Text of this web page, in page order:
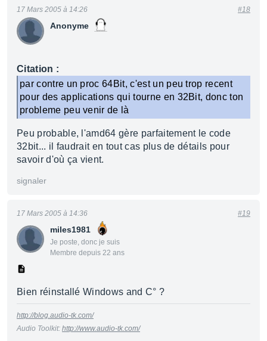
Anonyme
17 Mars 2005 à 14:26 #18
Citation :
par contre un proc 64Bit, c'est un peu trop recent
pour des applications qui tourne en 32Bit, donc ton
probleme peu venir de là
Peu probable, l'amd64 gère parfaitement le code
32bit... il faudrait en tout cas plus de détails pour
savoir d'où ça vient.
signaler
miles1981
Je poste, donc je suis
Membre depuis 22 ans
17 Mars 2005 à 14:36 #19
Bien réinstallé Windows and C° ?
http://blog.audio-tk.com/
Audio Toolkit: http://www.audio-tk.com/